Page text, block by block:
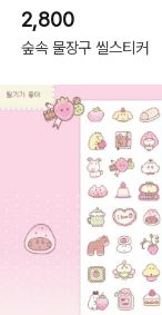
2,800
숲속 물장구 씰스티커